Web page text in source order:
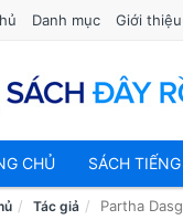
Danh mục Giới thiệu
CHỦ SÁCH
Tác giả Partha